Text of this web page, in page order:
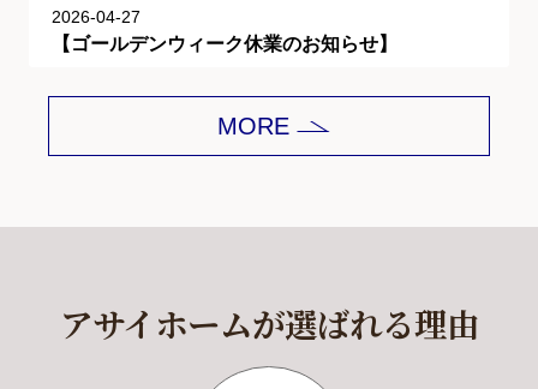
2026-04-27
【ゴールデンウィーク休業のお知らせ】
平素は格別のご愛顧を賜り、誠にありがとうご
下記期間をゴールデンウィーク休業とさせて頂
休業期間中に頂きましたお問い合わせにつきま
2026年5月7日(木)以降、順次対応させて頂きま
MORE
アサイホームが選ばれる理由